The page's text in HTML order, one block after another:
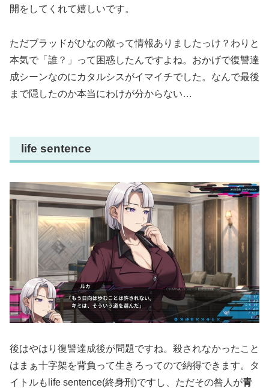
開をしてくれて嬉しいです。
ただブラッドがひなの敵って情報ありましたっけ？わりと
本気で「誰？」って困惑したんですよね。おかげで復讐達
成シーンなのにカタルシスがイマイチでした。なんで最後
まで隠したのか本当にわけが分からない…
life sentence
後はやはり復讐達成後が問題ですね。殺されなかったこと
はまぁ十字架を背負って生きろってので納得できます。タ
イトルもlife sentence(終身刑)ですし、ただその咎人が青